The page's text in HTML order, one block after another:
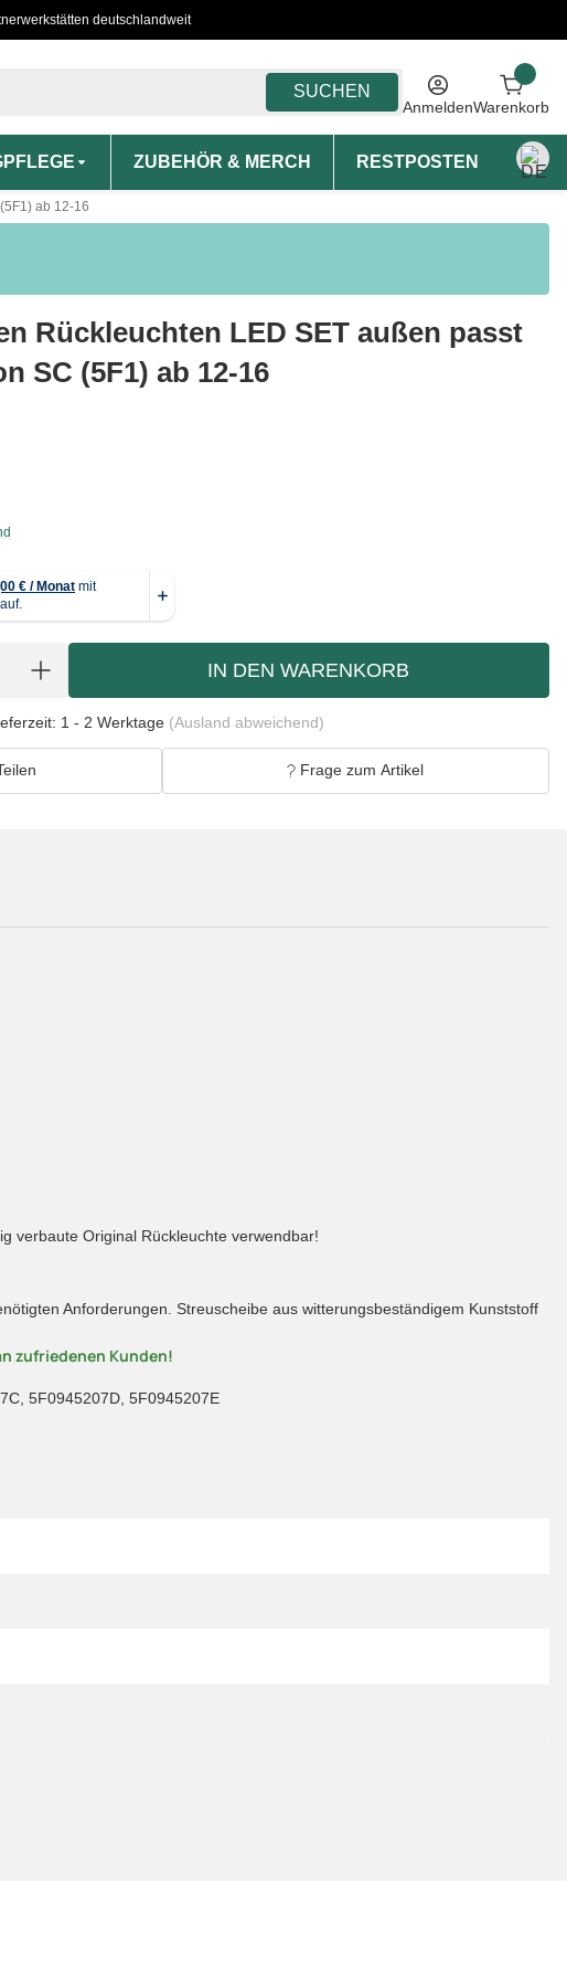
deutschlandweit
SUCHEN
AnmeldenWarenkorb
ZUBEHÖR & MERCH RESTPOSTEN
ab 12-16
Rückleuchten LED SET außen passt
SC (5F1) ab 12-16
IN DEN WARENKORB
1 - 2 Werktage (Ausland abweichend)
Frage zum Artikel
verbaute Original Rückleuchte verwendbar!
Anforderungen. Streuscheibe aus witterungsbeständigem Kunststoff
zufriedenen Kunden!
5F0945207D, 5F0945207E